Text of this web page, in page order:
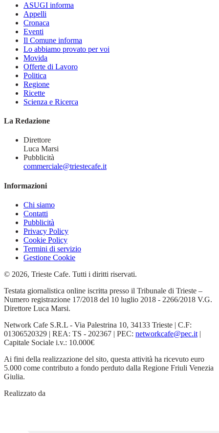
ASUGI informa
Appelli
Cronaca
Eventi
Il Comune informa
Lo abbiamo provato per voi
Movida
Offerte di Lavoro
Politica
Regione
Ricette
Scienza e Ricerca
La Redazione
Direttore
Luca Marsi
Pubblicità
commerciale@triestecafe.it
Informazioni
Chi siamo
Contatti
Pubblicità
Privacy Policy
Cookie Policy
Termini di servizio
Gestione Cookie
© 2026, Trieste Cafe. Tutti i diritti riservati.
Testata giornalistica online iscritta presso il Tribunale di Trieste –
Numero registrazione 17/2018 del 10 luglio 2018 - 2266/2018 V.G.
Direttore Luca Marsi.
Network Cafe S.R.L - Via Palestrina 10, 34133 Trieste | C.F:
01306520329 | REA: TS - 202367 | PEC: networkcafe@pec.it |
Capitale Sociale i.v.: 10.000€
Ai fini della realizzazione del sito, questa attività ha ricevuto euro
5.000 come contributo a fondo perduto dalla Regione Friuli Venezia
Giulia.
Realizzato da